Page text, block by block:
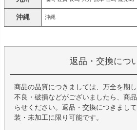
沖縄 沖縄
返品・交換につ
商品の品質につきましては、万全を期
不良・破損などがございましたら、商
らせください。返品・交換につきまし
装・未加工に限り可能です。